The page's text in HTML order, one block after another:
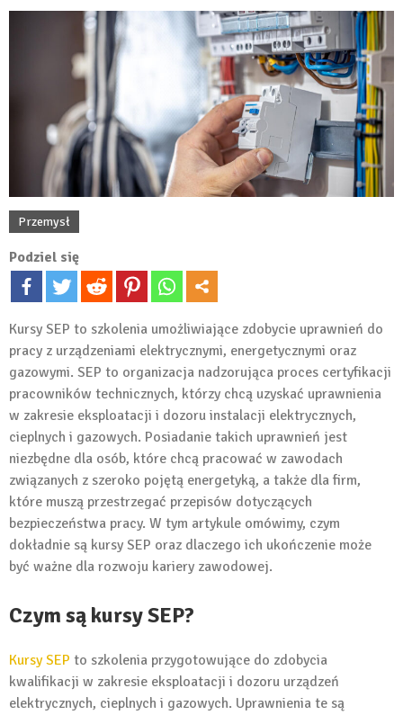
Przemysł
Podziel się
Kursy SEP to szkolenia umożliwiające zdobycie uprawnień do
pracy z urządzeniami elektrycznymi, energetycznymi oraz
gazowymi. SEP to organizacja nadzorująca proces certyfikacji
pracowników technicznych, którzy chcą uzyskać uprawnienia
w zakresie eksploatacji i dozoru instalacji elektrycznych,
cieplnych i gazowych. Posiadanie takich uprawnień jest
niezbędne dla osób, które chcą pracować w zawodach
związanych z szeroko pojętą energetyką, a także dla firm,
które muszą przestrzegać przepisów dotyczących
bezpieczeństwa pracy. W tym artykule omówimy, czym
dokładnie są kursy SEP oraz dlaczego ich ukończenie może
być ważne dla rozwoju kariery zawodowej.
Czym są kursy SEP?
Kursy SEP to szkolenia przygotowujące do zdobycia
kwalifikacji w zakresie eksploatacji i dozoru urządzeń
elektrycznych, cieplnych i gazowych. Uprawnienia te są